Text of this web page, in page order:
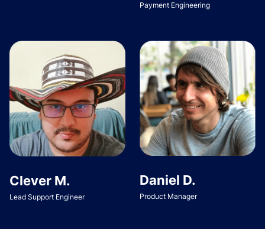
Payment Engineering
Clever M.
Lead Support Engineer
Daniel D.
Product Manager